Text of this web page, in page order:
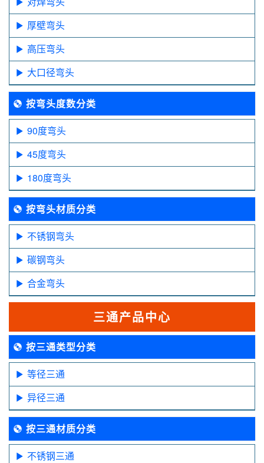
厚壁弯头
高压弯头
大口径弯头
按弯头度数分类
90度弯头
45度弯头
180度弯头
按弯头材质分类
不锈钢弯头
碳钢弯头
合金弯头
三通产品中心
按三通类型分类
等径三通
异径三通
按三通材质分类
不锈钢三通